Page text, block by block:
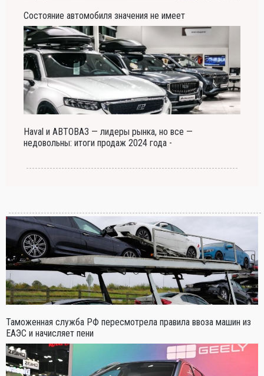
Состояние автомобиля значения не имеет
Haval и АВТОВАЗ — лидеры рынка, но все —
недовольны: итоги продаж 2024 года -
Таможенная служба РФ пересмотрела правила ввоза машин из
ЕАЭС и начисляет пени